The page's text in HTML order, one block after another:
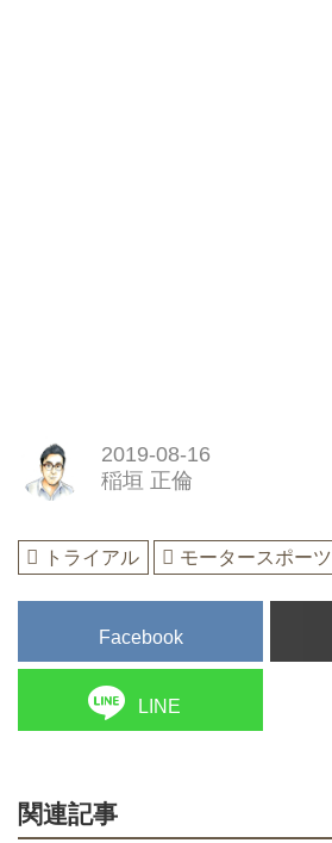
2019-08-16
稲垣 正倫
トライアル モータースポーツ
Facebook
LINE
関連記事